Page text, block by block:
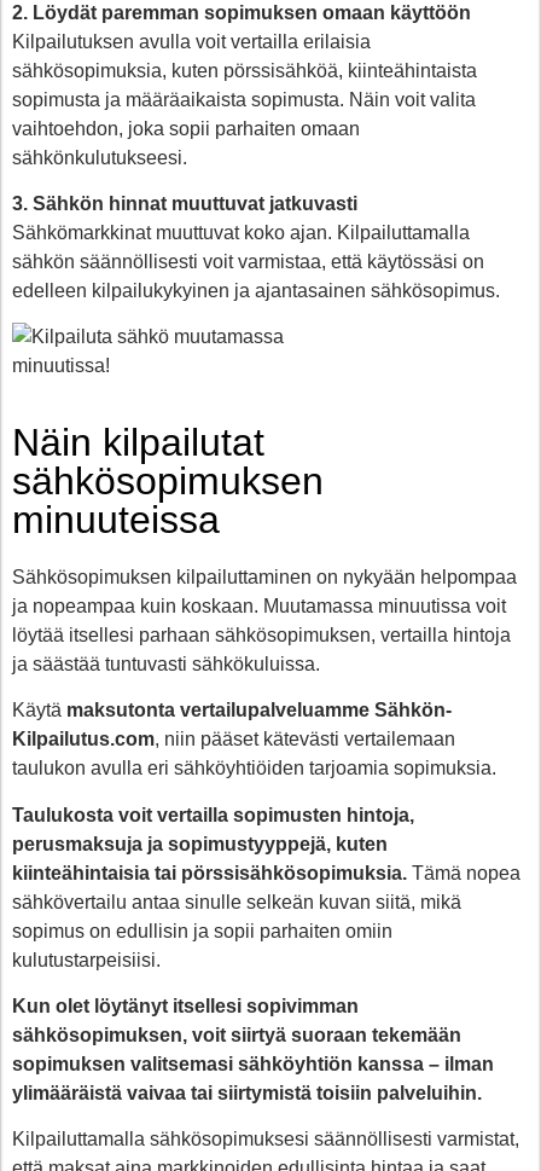
2. Löydät paremman sopimuksen omaan käyttöön
Kilpailutuksen avulla voit vertailla erilaisia
sähkösopimuksia, kuten pörssisähköä, kiinteähintaista
sopimusta ja määräaikaista sopimusta. Näin voit valita
vaihtoehdon, joka sopii parhaiten omaan
sähkönkulutukseesi.
3. Sähkön hinnat muuttuvat jatkuvasti
Sähkömarkkinat muuttuvat koko ajan. Kilpailuttamalla
sähkön säännöllisesti voit varmistaa, että käytössäsi on
edelleen kilpailukykyinen ja ajantasainen sähkösopimus.
Näin kilpailutat
sähkösopimuksen
minuuteissa
Sähkösopimuksen kilpailuttaminen on nykyään helpompaa
ja nopeampaa kuin koskaan. Muutamassa minuutissa voit
löytää itsellesi parhaan sähkösopimuksen, vertailla hintoja
ja säästää tuntuvasti sähkökuluissa.
Käytä maksutonta vertailupalveluamme Sähkön-
Kilpailutus.com, niin pääset kätevästi vertailemaan
taulukon avulla eri sähköyhtiöiden tarjoamia sopimuksia.
Taulukosta voit vertailla sopimusten hintoja,
perusmaksuja ja sopimustyyppejä, kuten
kiinteähintaisia tai pörssisähkösopimuksia. Tämä nopea
sähkövertailu antaa sinulle selkeän kuvan siitä, mikä
sopimus on edullisin ja sopii parhaiten omiin
kulutustarpeisiisi.
Kun olet löytänyt itsellesi sopivimman
sähkösopimuksen, voit siirtyä suoraan tekemään
sopimuksen valitsemasi sähköyhtiön kanssa – ilman
ylimääräistä vaivaa tai siirtymistä toisiin palveluihin.
Kilpailuttamalla sähkösopimuksesi säännöllisesti varmistat,